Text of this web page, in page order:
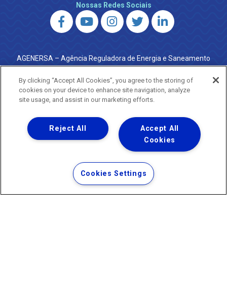
Nossas Redes Sociais
AGENERSA – Agência Reguladora de Energia e Saneamento
do Estado do Rio de Janeiro
0800 024 9040 · (21) 2332-6457 (WhatsApp) ·
ouvidoria@agenersa.rj.gov.br/ouvidoria.agenersa@gmail.com
·http://www.agenersa.rj.gov.br
Uma empresa
Copyright ® 2026 - Todos os Direitos Reservados.
Termos Gerais de Uso de Sites e Aplicativos
Política de Privacidade e Proteção de Dados
By clicking “Accept All Cookies”, you agree to the storing of
cookies on your device to enhance site navigation, analyze
site usage, and assist in our marketing efforts.
Accept All
Cookies
Reject All
Cookies Settings